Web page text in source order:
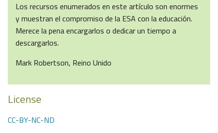
Los recursos enumerados en este artículo son enormes
y muestran el compromiso de la ESA con la educación.
Merece la pena encargarlos o dedicar un tiempo a
descargarlos.
Mark Robertson, Reino Unido
License
CC-BY-NC-ND